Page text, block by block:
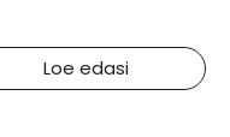
Loe edasi